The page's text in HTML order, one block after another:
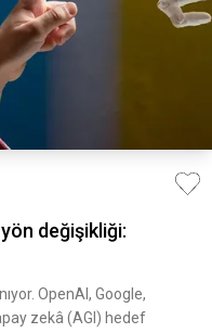
değişikliği:
OpenAI, Google,
zekâ (AGI) hedef